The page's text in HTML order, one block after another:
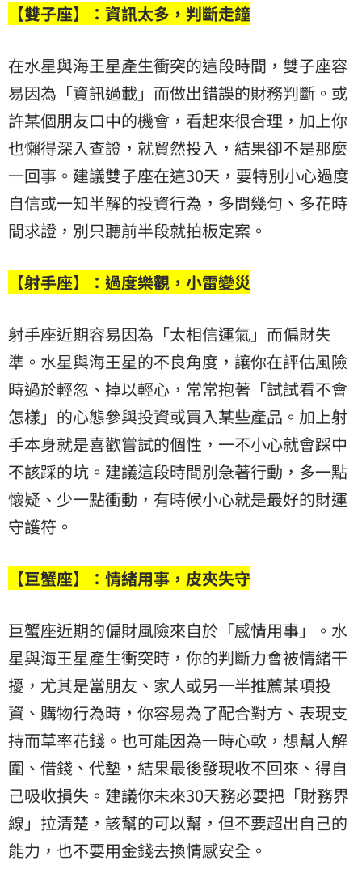
【雙子座】：資訊太多，判斷走鐘
在水星與海王星產生衝突的這段時間，雙子座容
易因為「資訊過載」而做出錯誤的財務判斷。或
許某個朋友口中的機會，看起來很合理，加上你
也懶得深入查證，就貿然投入，結果卻不是那麼
一回事。建議雙子座在這30天，要特別小心過度
自信或一知半解的投資行為，多問幾句、多花時
間求證，別只聽前半段就拍板定案。
【射手座】：過度樂觀，小雷變災
射手座近期容易因為「太相信運氣」而偏財失
準。水星與海王星的不良角度，讓你在評估風險
時過於輕忽、掉以輕心，常常抱著「試試看不會
怎樣」的心態參與投資或買入某些產品。加上射
手本身就是喜歡嘗試的個性，一不小心就會踩中
不該踩的坑。建議這段時間別急著行動，多一點
懷疑、少一點衝動，有時候小心就是最好的財運
守護符。
【巨蟹座】：情緒用事，皮夾失守
巨蟹座近期的偏財風險來自於「感情用事」。水
星與海王星產生衝突時，你的判斷力會被情緒干
擾，尤其是當朋友、家人或另一半推薦某項投
資、購物行為時，你容易為了配合對方、表現支
持而草率花錢。也可能因為一時心軟，想幫人解
圍、借錢、代墊，結果最後發現收不回來、得自
己吸收損失。建議你未來30天務必要把「財務界
線」拉清楚，該幫的可以幫，但不要超出自己的
能力，也不要用金錢去換情感安全。